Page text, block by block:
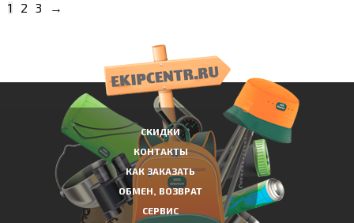
1 2 3 →
СКИДКИ
КОНТАКТЫ
КАК ЗАКАЗАТЬ
ОБМЕН, ВОЗВРАТ
СЕРВИС